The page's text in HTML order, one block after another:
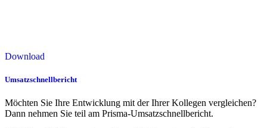
Download
Umsatzschnellbericht
Möchten Sie Ihre Entwicklung mit der Ihrer Kollegen vergleichen?
Dann nehmen Sie teil am Prisma-Umsatzschnellbericht.